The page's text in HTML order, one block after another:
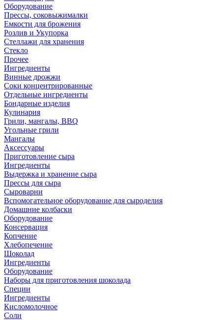
Оборудование
Прессы, соковыжималки
Емкости для брожения
Розлив и Укупорка
Стеллажи для хранения
Стекло
Прочее
Ингредиенты
Винные дрожжи
Соки концентрированные
Отдельные ингредиенты
Бондарные изделия
Кулинария
Грили, мангалы, BBQ
Угольные грили
Мангалы
Аксессуары
Приготовление сыра
Ингредиенты
Выдержка и хранение сыра
Прессы для сыра
Сыроварни
Вспомогательное оборудование для сыроделия
Домашние колбаски
Оборудование
Консервация
Копчение
Хлебопечение
Шоколад
Ингредиенты
Оборудование
Наборы для приготовления шоколада
Специи
Ингредиенты
Кисломолочное
Соли